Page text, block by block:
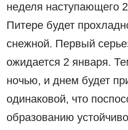
неделя наступающего
Питере будет
снежной. Первый
ожидается 2 января.
ночью, и днем будет
одинаковой, что
образованию